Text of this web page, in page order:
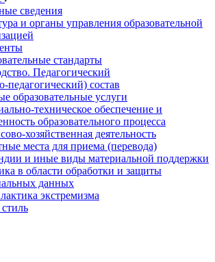
сведения
и органы управления образовательной
стандарты
Педагогический
состав
образовательные услуги
техническое обеспечение и
образовательного процесса
хозяйственная деятельность
места для приема (перевода)
и иные виды материальной поддержки
в области обработки и защиты
данных
экстремизма